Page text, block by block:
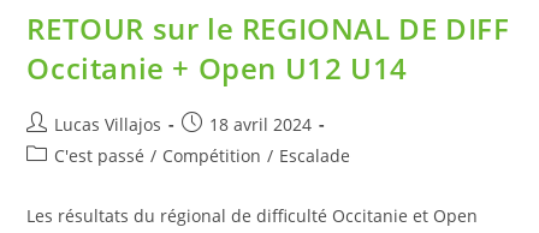
RETOUR sur le REGIONAL DE DIFF
Occitanie + Open U12 U14
Lucas Villajos
18 avril 2024
C'est passé / Compétition / Escalade
Les résultats du régional de difficulté Occitanie et Open